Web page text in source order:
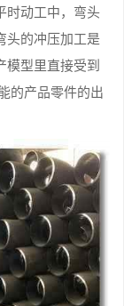
时动工中，弯头
头的冲压加工是
模型里直接受到
的产品零件的出